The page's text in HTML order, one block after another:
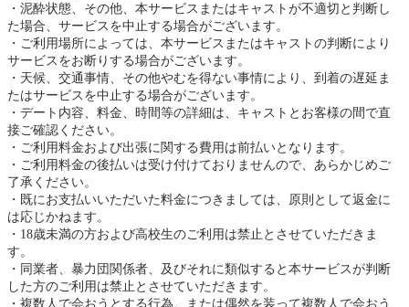
泥酔状態、その他、本サービスまたはキャストが不適切と判断し
た場合、サービスを中止する場合がございます。
ご利用場所によっては、本サービスまたはキャストの判断により
サービスをお断りする場合がございます。
天候、交通事情、その他やむを得ない事情により、到着の遅延ま
たはサービスを中止する場合がございます。
デート内容、料金、時間等の詳細は、キャストとお客様の間で直
接ご確認ください。
ご利用料金および出張に関する費用は前払いとなります。
ご利用料金の後払いは受け付けておりませんので、あらかじめご
了承ください。
既にお支払いいただいた料金につきましては、原則として返金に
は応じかねます。
18歳未満の方および高校生のご利用は禁止とさせていただきま
す。
同業者、暴力団関係者、及びそれに類似すると本サービスが判断
した方のご利用は禁止とさせていただきます。
複数人で会おうとする行為、または偶然を装って複数人で会おう